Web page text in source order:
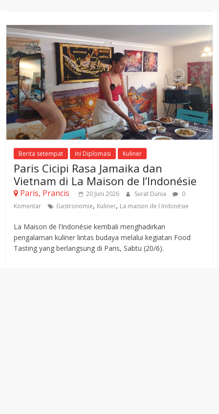
Berita setempat Ini Diplomasi Kuliner
Paris Cicipi Rasa Jamaika dan
Vietnam di La Maison de l’Indonésie
Paris, Prancis 20 Juni 2026 Surat Dunia
0
Komentar
Gastronomie, Kuliner, La maison de l Indonésie
La Maison de l’Indonésie kembali menghadirkan
pengalaman kuliner lintas budaya melalui kegiatan Food
Tasting yang berlangsung di Paris, Sabtu (20/6).